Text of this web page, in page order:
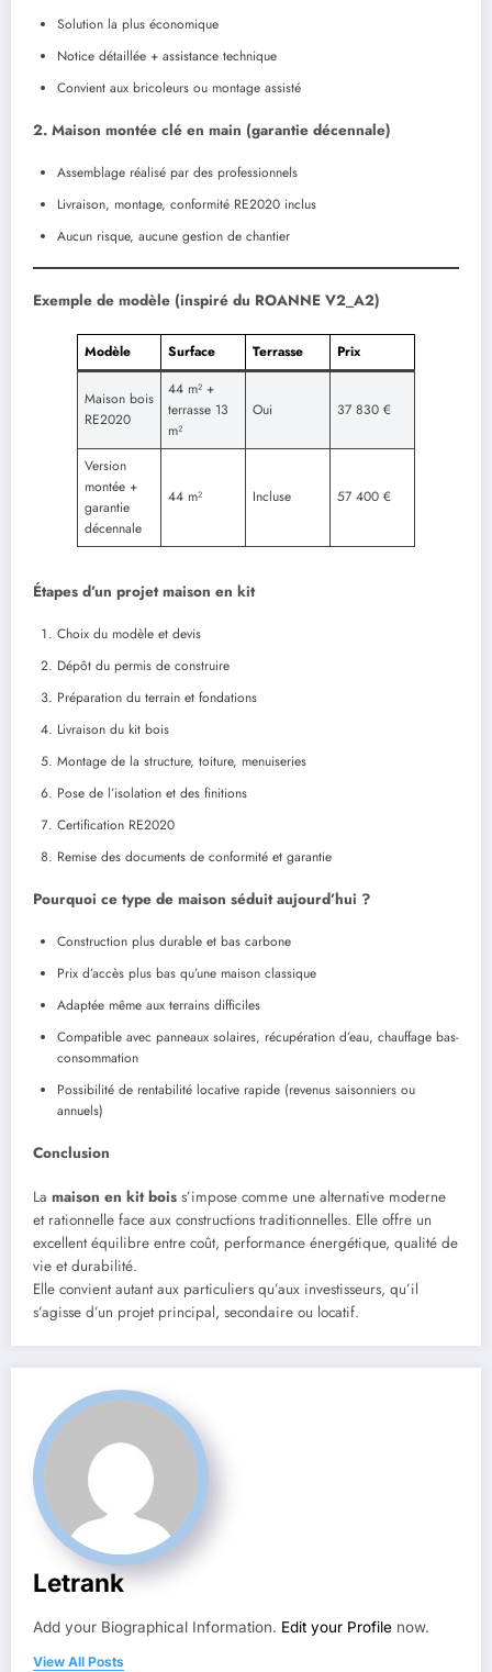
Solution la plus économique
Notice détaillée + assistance technique
Convient aux bricoleurs ou montage assisté
2. Maison montée clé en main (garantie décennale)
Assemblage réalisé par des professionnels
Livraison, montage, conformité RE2020 inclus
Aucun risque, aucune gestion de chantier
Exemple de modèle (inspiré du ROANNE V2_A2)
Modèle Surface Terrasse Prix
Maison bois
RE2020
44 m² +
terrasse 13
m²
Oui 37 830 €
Version
montée +
garantie
décennale
44 m² Incluse 57 400 €
Étapes d’un projet maison en kit
Choix du modèle et devis
Dépôt du permis de construire
Préparation du terrain et fondations
Livraison du kit bois
Montage de la structure, toiture, menuiseries
Pose de l’isolation et des finitions
Certification RE2020
Remise des documents de conformité et garantie
Pourquoi ce type de maison séduit aujourd’hui ?
Construction plus durable et bas carbone
Prix d’accès plus bas qu’une maison classique
Adaptée même aux terrains difficiles
Compatible avec panneaux solaires, récupération d’eau, chauffage bas-
consommation
Possibilité de rentabilité locative rapide (revenus saisonniers ou
annuels)
Conclusion
La maison en kit bois s’impose comme une alternative moderne
et rationnelle face aux constructions traditionnelles. Elle offre un
excellent équilibre entre coût, performance énergétique, qualité de
vie et durabilité.
Elle convient autant aux particuliers qu’aux investisseurs, qu’il
s’agisse d’un projet principal, secondaire ou locatif.
Letrank
Add your Biographical Information. Edit your Profile now.
View All Posts